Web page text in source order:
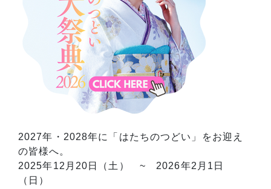
2027年・2028年に「はたちのつどい」をお迎え
の皆様へ。
2025年12月20日（土） ~ 2026年2月1日
（日）